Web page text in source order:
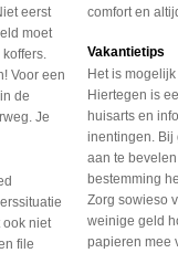
eerst
moet
Voor een
de
Je
ook niet
file
comfort en
Vakantietips
Het is
Hiertegen is
huisarts en
inentingen. Bij
aan te
bestemming
Zorg sowieso
weinige geld
papieren mee